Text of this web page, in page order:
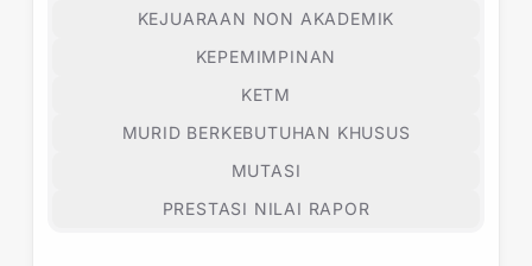
KEJUARAAN NON AKADEMIK
KEPEMIMPINAN
KETM
MURID BERKEBUTUHAN KHUSUS
MUTASI
PRESTASI NILAI RAPOR